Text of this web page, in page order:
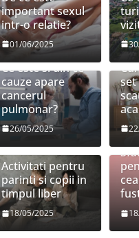
important sexul
intr-o relatie?
01/06/2025
Ce este si din ce
cauze apare
cancerul
pulmonar?
26/05/2025
set
Activitati pentru
parinti si copii in
timpul liber
18/05/2025